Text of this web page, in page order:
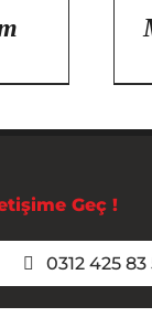
Geç !
0312 425 83